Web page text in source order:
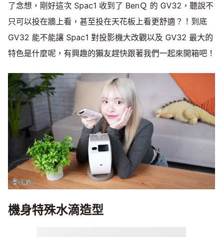
了念想，剛好這次 Spac1 收到了 BenＱ 的 GV32，聽說不
只可以投在牆上看，甚至投在天花板上看更舒適？！到底
GV32 能不能讓 Spac1 對投影機大改觀以及 GV32 最大的
特色是什麼呢，有興趣的獺友趕快跟著我們一起來開箱吧！
機身特殊水滴造型